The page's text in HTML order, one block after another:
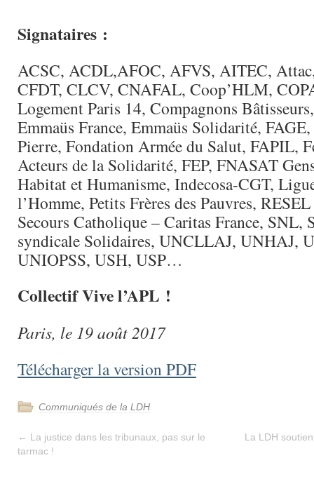
Signataires :
ACSC, ACDL,AFOC, AFVS, AITEC,
CFDT, CLCV, CNAFAL, Coop’HLM,
Logement Paris 14, Compagnons
Emmaüs France, Emmaüs Solidarité,
Pierre, Fondation Armée du Salut, FAPIL,
Acteurs de la Solidarité, FEP, FNASAT
Habitat et Humanisme, Indecosa-CGT,
l’Homme, Petits Frères des Pauvres,
Secours Catholique – Caritas France, SNL,
syndicale Solidaires, UNCLLAJ, UNHAJ,
UNIOPSS, USH, USP…
Collectif Vive l’APL !
Paris, le 19 août 2017
Télécharger la version PDF
Communiqués de la LDH
← La justice dans les tribunaux, pas sur le
tarmac !
La LDH